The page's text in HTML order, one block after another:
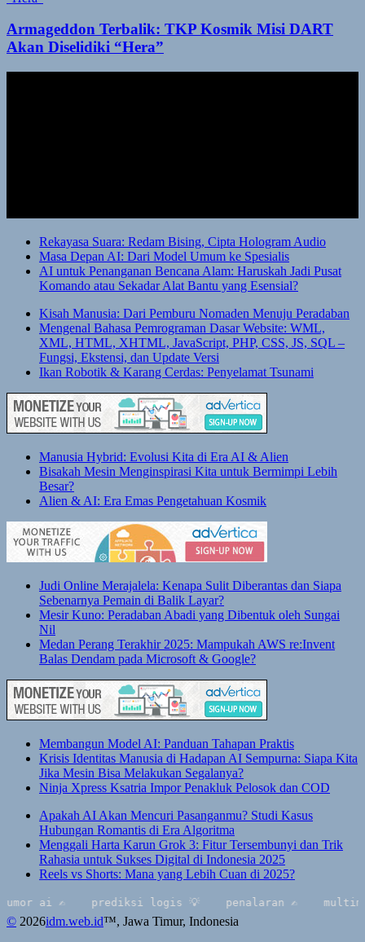
Armageddon Terbalik: TKP Kosmik Misi DART
Akan Diselidiki “Hera”
Rekayasa Suara: Redam Bising, Cipta Hologram Audio
Masa Depan AI: Dari Model Umum ke Spesialis
AI untuk Penanganan Bencana Alam: Haruskah Jadi Pusat
Komando atau Sekadar Alat Bantu yang Esensial?
Kisah Manusia: Dari Pemburu Nomaden Menuju Peradaban
Mengenal Bahasa Pemrograman Dasar Website: WML,
XML, HTML, XHTML, JavaScript, PHP, CSS, JS, SQL –
Fungsi, Ekstensi, dan Update Versi
Ikan Robotik & Karang Cerdas: Penyelamat Tsunami
Manusia Hybrid: Evolusi Kita di Era AI & Alien
Bisakah Mesin Menginspirasi Kita untuk Bermimpi Lebih
Besar?
Alien & AI: Era Emas Pengetahuan Kosmik
Judi Online Merajalela: Kenapa Sulit Diberantas dan Siapa
Sebenarnya Pemain di Balik Layar?
Mesir Kuno: Peradaban Abadi yang Dibentuk oleh Sungai
Nil
Medan Perang Terakhir 2025: Mampukah AWS re:Invent
Balas Dendam pada Microsoft & Google?
Membangun Model AI: Panduan Tahapan Praktis
Krisis Identitas Manusia di Hadapan AI Sempurna: Siapa Kita
Jika Mesin Bisa Melakukan Segalanya?
Ninja Xpress Ksatria Impor Penakluk Pelosok dan COD
Apakah AI Akan Mencuri Pasanganmu? Studi Kasus
Hubungan Romantis di Era Algoritma
Menggali Harta Karun Grok 3: Fitur Tersembunyi dan Trik
Rahasia untuk Sukses Digital di Indonesia 2025
Reels vs Shorts: Mana yang Lebih Cuan di 2025?
ai ✍️ prediksi logis 💡 penalaran ✍️ multimodal
© 2026idm.web.id™, Jawa Timur, Indonesia